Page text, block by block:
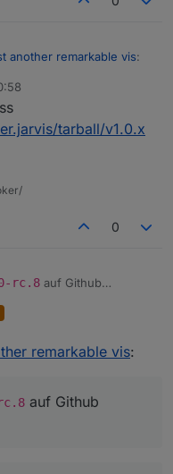
another remarkable vis:
Github geschoben.
tarball/v1.0.x
0
rc.8 auf Github
zu der Karte, sollte
wenn der Datenpunkt
werden. Die Avatare
werden.
und bestätigen?
remarkable vis:
auf Github